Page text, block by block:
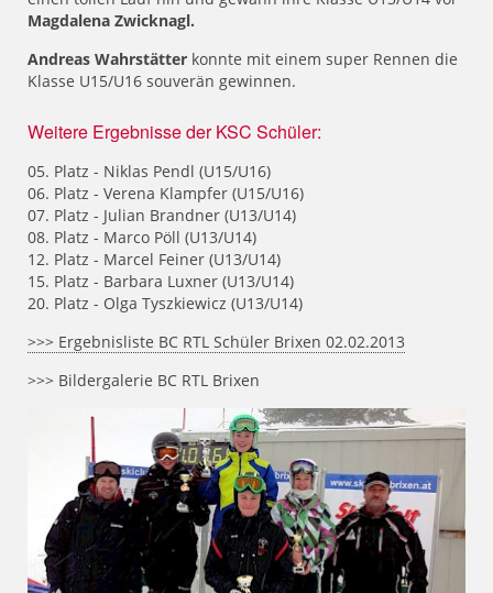
Magdalena Zwicknagl.
Andreas Wahrstätter konnte mit einem super Rennen die
Klasse U15/U16 souverän gewinnen.
Weitere Ergebnisse der KSC Schüler:
05. Platz - Niklas Pendl (U15/U16)
06. Platz - Verena Klampfer (U15/U16)
07. Platz - Julian Brandner (U13/U14)
08. Platz - Marco Pöll (U13/U14)
12. Platz - Marcel Feiner (U13/U14)
15. Platz - Barbara Luxner (U13/U14)
20. Platz - Olga Tyszkiewicz (U13/U14)
>>> Ergebnisliste BC RTL Schüler Brixen 02.02.2013
>>> Bildergalerie BC RTL Brixen